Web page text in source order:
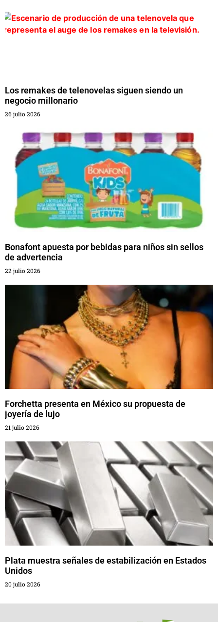
Los remakes de telenovelas siguen siendo un
negocio millonario
26 julio 2026
Bonafont apuesta por bebidas para niños sin sellos
de advertencia
22 julio 2026
Forchetta presenta en México su propuesta de
joyería de lujo
21 julio 2026
Plata muestra señales de estabilización en Estados
Unidos
20 julio 2026